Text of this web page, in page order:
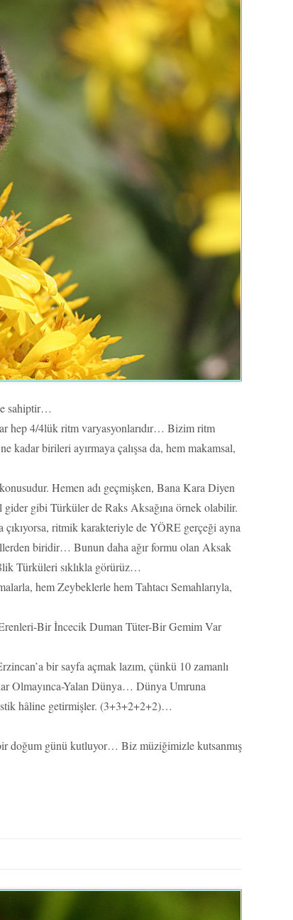
sahiptir…
hep 4/4lük ritm varyasyonlarıdır… Bizim ritm
birileri ayırmaya çalışsa da, hem makamsal,
Hemen adı geçmişken, Bana Kara Diyen
gibi Türküler de Raks Aksağına örnek olabilir.
ritmik karakteriyle de YÖRE gerçeği ayna
biridir… Bunun daha ağır formu olan Aksak
Türküleri sıklıkla görürüz…
hem Zeybeklerle hem Tahtacı Semahlarıyla,
Bir İncecik Duman Tüter-Bir Gemim Var
bir sayfa açmak lazım, çünkü 10 zamanlı
Olmayınca-Yalan Dünya… Dünya Umruna
hâline getirmişler. (3+3+2+2+2)…
doğum günü kutluyor… Biz müziğimizle kutsanmış